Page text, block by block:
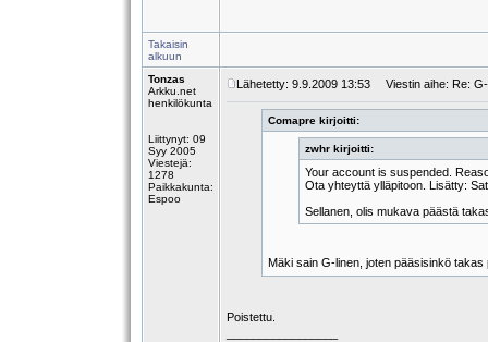
Takaisin
alkuun
Tonzas
Arkku.net
henkilökunta
Liittynyt: 09
Syy 2005
Viestejä:
1278
Paikkakunta:
Espoo
Lähetetty: 9.9.2009 13:53 Viestin aihe: Re:
Comapre kirjoitti:
zwhr kirjoitti:
Your account is suspended.
Ota yhteyttä ylläpitoon. Lisätty:
Sellanen, olis mukava päästä
Mäki sain G-linen, joten pääsisinkö takas
Poistettu.